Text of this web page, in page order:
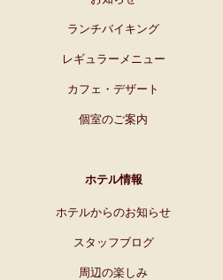
ランチバイキング
レギュラーメニュー
カフェ・デザート
個室のご案内
ホテル情報
ホテルからのお知らせ
スタッフブログ
周辺の楽しみ